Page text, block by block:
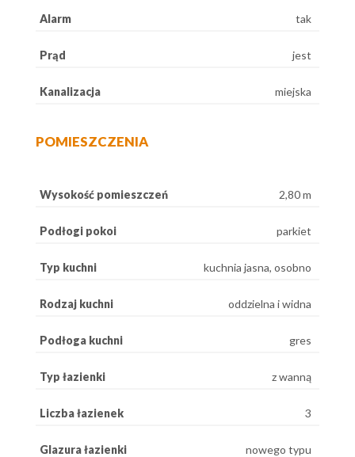
Alarm tak
Prąd jest
Kanalizacja miejska
POMIESZCZENIA
Wysokość pomieszczeń 2,80 m
Podłogi pokoi parkiet
Typ kuchni kuchnia jasna, osobno
Rodzaj kuchni oddzielna i widna
Podłoga kuchni gres
Typ łazienki z wanną
Liczba łazienek 3
Glazura łazienki nowego typu